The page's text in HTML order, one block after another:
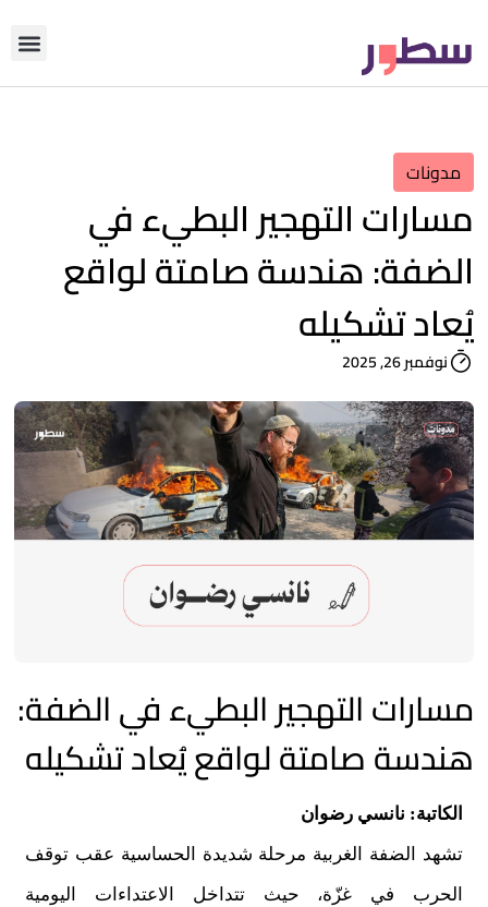
مدونات
مسارات التهجير البطيء في
الضفة: هندسة صامتة لواقع
يُعاد تشكيله
نوفمبر 26, 2025
مسارات التهجير البطيء في الضفة:
هندسة صامتة لواقع يُعاد تشكيله
الكاتبة: نانسي رضوان
تشهد الضفة الغربية مرحلة شديدة الحساسية عقب توقف
الحرب في غزّة، حيث تتداخل الاعتداءات اليومية